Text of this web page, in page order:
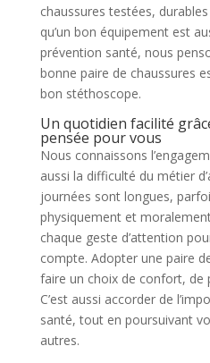
chaussures testées,
qu’un bon équipement est
prévention santé, nous
bonne paire de chaussures
bon stéthoscope.
Un quotidien facilité
pensée pour vous
Nous connaissons
aussi la difficulté du métier
journées sont longues,
physiquement et
chaque geste d’attention
compte. Adopter une paire
faire un choix de confort, de
C’est aussi accorder de
santé, tout en poursuivant
autres.